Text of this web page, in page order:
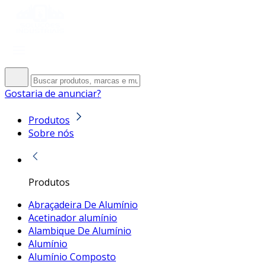
Gostaria de anunciar?
Produtos
Sobre nós
Produtos
Abraçadeira De Alumínio
Acetinador alumínio
Alambique De Alumínio
Alumínio
Alumínio Composto